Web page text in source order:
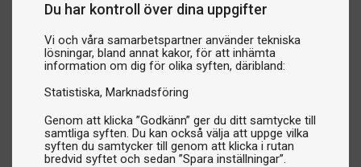
Du har kontroll över dina uppgifter
Vi och våra samarbetspartner använder tekniska
lösningar, bland annat kakor, för att inhämta
information om dig för olika syften, däribland:
Statistiska Marknadsföring
Genom att klicka ”Godkänn” ger du ditt samtycke till
samtliga syften. Du kan också välja att uppge vilka
syften du samtycker till genom att klicka i rutan
bredvid syftet och sedan ”Spara inställningar”.